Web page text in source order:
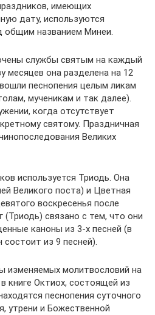
имеющих
дату, используются
общим названием Минеи.
службы святым на каждый
месяцев она разделена на 12
песнопения целым ликам
мученикам и так далее).
когда отсутствует
святому. Праздничная
Великих
используется Триодь. Она
Великого поста) и Цветная
воскресенья после
(Триодь) связано с тем, что они
каноны из 3-х песней (в
из 9 песней).
изменяемых молитвословий на
книге Октиох, состоящей из
песнопения суточного
утрени и Божественной